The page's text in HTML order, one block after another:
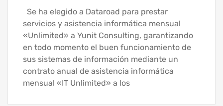
Se ha elegido a Dataroad para prestar
servicios y asistencia informática mensual
«Unlimited» a Yunit Consulting, garantizando
en todo momento el buen funcionamiento de
sus sistemas de información mediante un
contrato anual de asistencia informática
mensual «IT Unlimited» a los